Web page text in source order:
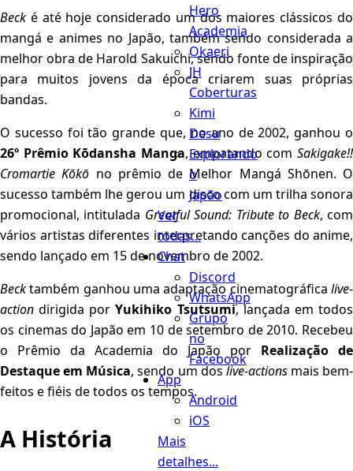
Hero
Academia
Okaeri
JH
Coberturas
Kimi
Desu
Explorando
o
Japão
Ver
todas...
Chat
Discord
WhatsApp
Grupo
no
Facebook
App
Android
iOS
Mais
detalhes...
Beck é até hoje considerado um dos maiores clássicos do
mangá e animes no Japão, também sendo considerada a
melhor obra de Harold Sakuichi, sendo fonte de inspiração
para muitos jovens da época criarem suas próprias
bandas.
O sucesso foi tão grande que, no ano de 2002, ganhou o
26º Prêmio Kōdansha Manga, empatando com Sakigake!!
Cromartie Kōkō no prêmio de Melhor Mangá Shōnen. O
sucesso também lhe gerou um disco com um trilha sonora
promocional, intitulada Greatful Sound: Tribute to Beck, com
vários artistas diferentes interpretando canções do anime,
sendo lançado em 15 de novembro de 2002.
Becktambém ganhou uma adaptação cinematográfica live-
action dirigida porYukihiko Tsutsumi, lançada em todos
os cinemas do Japão em 10 de setembro de 2010. Recebeu
o Prêmio da Academia do Japão por Realização de
Destaque em Música, sendo um doslive-actionsmais bem-
feitos e fiéis de todos os tempos.
A História